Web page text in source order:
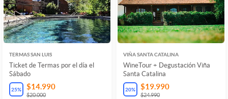
TERMAS SAN LUIS
Ticket de Termas por el día el
Sábado
25% $14.990
$20.000
VIÑA SANTA CATALINA
WineTour + Degustación Viña
Santa Catalina
20% $19.990
$24.990